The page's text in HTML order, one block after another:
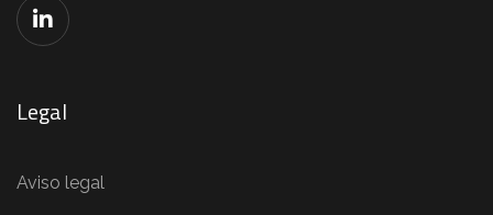
Legal
Aviso legal